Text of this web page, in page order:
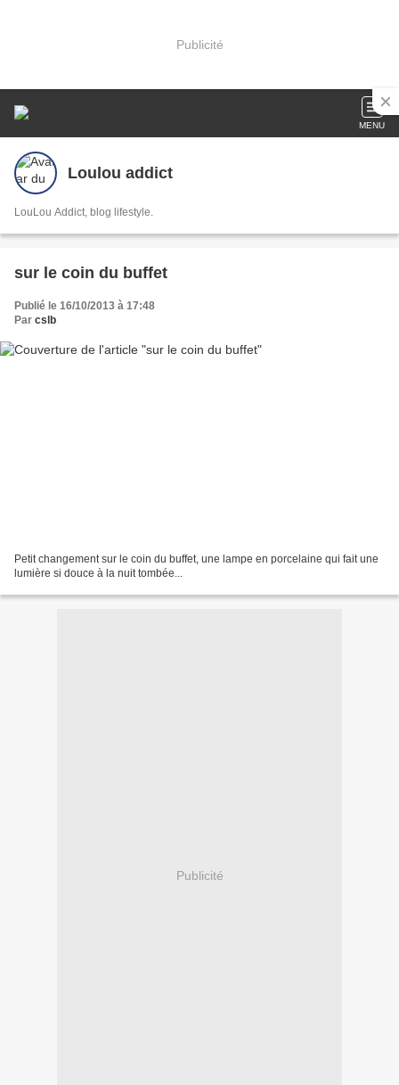
Publicité
MENU
Loulou addict
LouLou Addict, blog lifestyle.
sur le coin du buffet
Publié le 16/10/2013 à 17:48
Par cslb
Petit changement sur le coin du buffet, une lampe en porcelaine qui fait une
lumière si douce à la nuit tombée...
Publicité